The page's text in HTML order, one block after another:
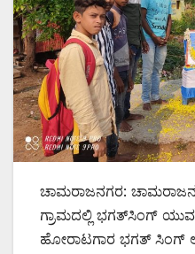
ಚಾಮರಾಜನಗರ:
ಗ್ರಾಮದಲ್ಲಿ ಭಗತ್‌ಸಿಂಗ್
ಹೋರಾಟಗಾರ ಭಗತ್ ಸಿಂಗ್